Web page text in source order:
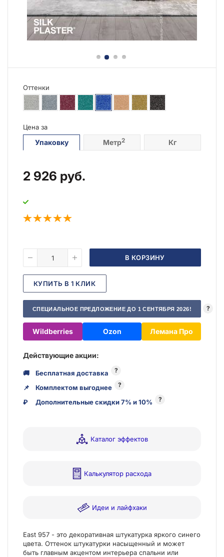
Оттенки
Цена за
Упаковку Метр2 Кг
2 926 руб.
В КОРЗИНУ
КУПИТЬ В 1 КЛИК
СПЕЦИАЛЬНОЕ ПРЕДЛОЖЕНИЕ ДО 1 СЕНТЯБРЯ 2026! ?
Wildberries Ozon Лемана Про
Действующие акции:
🚚 Бесплатная доставка ?
📌 Комплектом выгоднее ?
₽ Дополнительные скидки 7% и 10% ?
Каталог эффектов
Калькулятор расхода
Идеи и лайфхаки
East 957 - это декоративная штукатурка яркого синего
цвета. Оттенок штукатурки насыщенный и может
быть главным акцентом интерьера спальни или